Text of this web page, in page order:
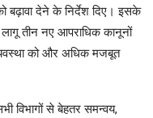
बढ़ावा देने के निर्देश दिए। इसके
तीन नए आपराधिक कानूनों
को और अधिक मजबूत
विभागों से बेहतर समन्वय,